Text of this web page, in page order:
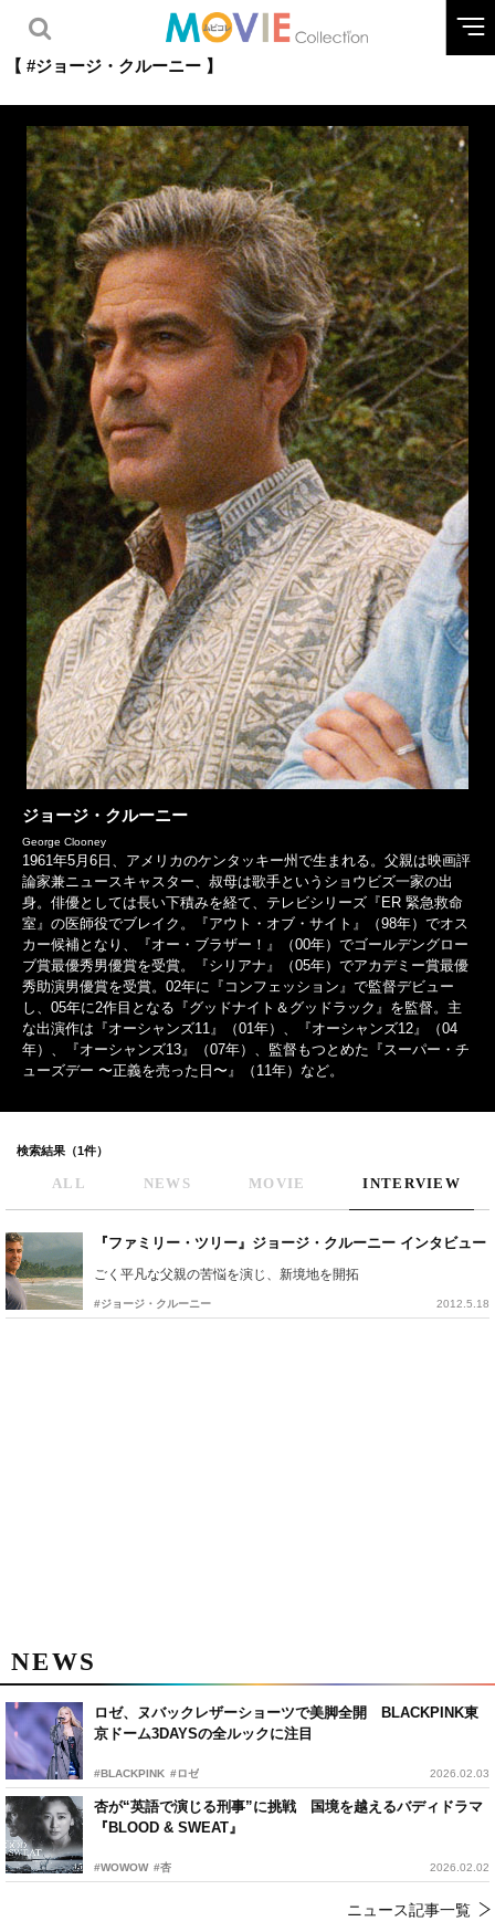
【 #ジョージ・クルーニー 】
ジョージ・クルーニー
George Clooney
1961年5月6日、アメリカのケンタッキー州で生まれる。父親は映画評
論家兼ニュースキャスター、叔母は歌手というショウビズ一家の出
身。俳優としては長い下積みを経て、テレビシリーズ『ER 緊急救命
室』の医師役でブレイク。『アウト・オブ・サイト』（98年）でオス
カー候補となり、『オー・ブラザー！』（00年）でゴールデングロー
ブ賞最優秀男優賞を受賞。『シリアナ』（05年）でアカデミー賞最優
秀助演男優賞を受賞。02年に『コンフェッション』で監督デビュー
し、05年に2作目となる『グッドナイト＆グッドラック』を監督。主
な出演作は『オーシャンズ11』（01年）、『オーシャンズ12』（04
年）、『オーシャンズ13』（07年）、監督もつとめた『スーパー・チ
ューズデー 〜正義を売った日〜』（11年）など。
検索結果（1件）
ALL NEWS MOVIE INTERVIEW
『ファミリー・ツリー』ジョージ・クルーニー インタビュー
ごく平凡な父親の苦悩を演じ、新境地を開拓
#ジョージ・クルーニー 2012.5.18
NEWS
ロゼ、ヌバックレザーショーツで美脚全開 BLACKPINK東
京ドーム3DAYSの全ルックに注目
#BLACKPINK #ロゼ 2026.02.03
杏が“英語で演じる刑事”に挑戦 国境を越えるバディドラマ
『BLOOD & SWEAT』
#WOWOW #杏 2026.02.02
ニュース記事一覧